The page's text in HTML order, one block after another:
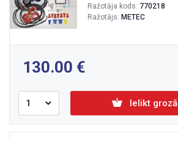
Ražotāja kods: 770218
Ražotājs: METEC
130.00
Ielikt grozā